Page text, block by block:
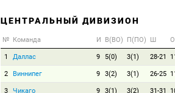
ЦЕНТРАЛЬНЫЙ ДИВИЗИОН
№ Команда И В(ВО) П(ПО) Ш О
1 Даллас 9 5(0) 3(1) 28-21
2 Виннипег 9 3(2) 3(1) 26-25
3 Чикаго 9 3(1) 3(2) 31-31